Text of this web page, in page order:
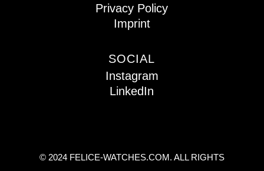
Privacy Policy
Imprint
SOCIAL
Instagram
LinkedIn
© 2024 FELICE-WATCHES.COM. ALL RIGHTS